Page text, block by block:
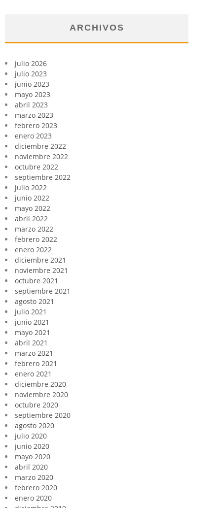
ARCHIVOS
julio 2026
julio 2023
junio 2023
mayo 2023
abril 2023
marzo 2023
febrero 2023
enero 2023
diciembre 2022
noviembre 2022
octubre 2022
septiembre 2022
julio 2022
junio 2022
mayo 2022
abril 2022
marzo 2022
febrero 2022
enero 2022
diciembre 2021
noviembre 2021
octubre 2021
septiembre 2021
agosto 2021
julio 2021
junio 2021
mayo 2021
abril 2021
marzo 2021
febrero 2021
enero 2021
diciembre 2020
noviembre 2020
octubre 2020
septiembre 2020
agosto 2020
julio 2020
junio 2020
mayo 2020
abril 2020
marzo 2020
febrero 2020
enero 2020